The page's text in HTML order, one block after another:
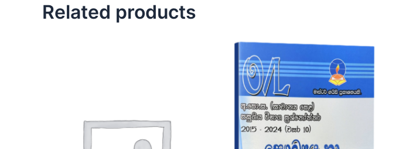
Related products